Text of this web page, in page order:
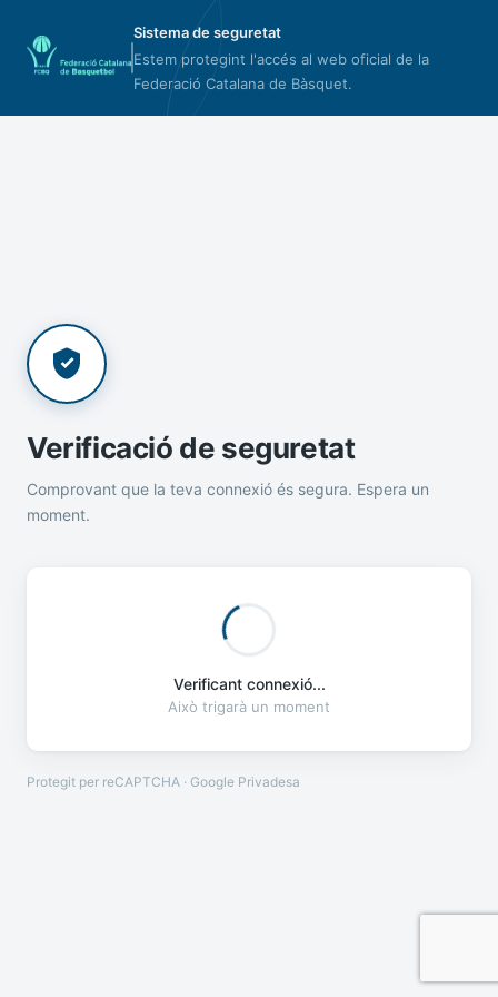
Sistema de seguretat
Estem protegint l'accés al web oficial de la
Federació Catalana de Bàsquet.
Verificació de seguretat
Comprovant que la teva connexió és segura. Espera un
moment.
Verificant connexió...
Això trigarà un moment
Protegit per reCAPTCHA · Google Privadesa